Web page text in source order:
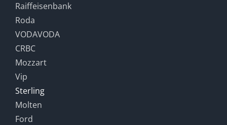
Raiffeisenbank
Roda
VODAVODA
CRBC
Mozzart
Vip
Sterling
Molten
Ford